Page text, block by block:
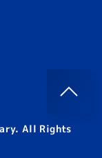
All Rights